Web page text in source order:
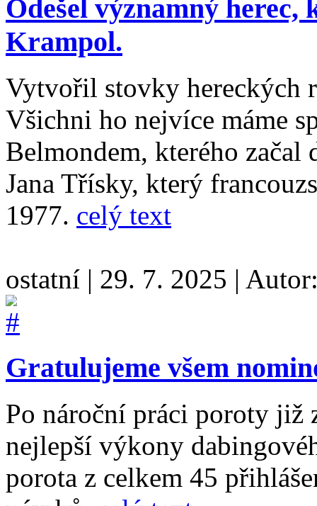
Odešel významný
Krampol.
Vytvořil stovky hereckých
Všichni ho nejvíce máme
Belmondem, kterého
Jana Třísky, který
1977. celý text
ostatní | 29. 7. 2025 |
Gratulujeme všem
Po nároční práci poroty již
nejlepší výkony
porota z celkem 45